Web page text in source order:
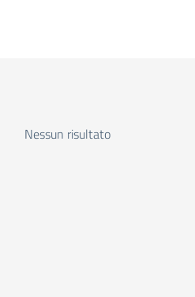
Nessun risultato